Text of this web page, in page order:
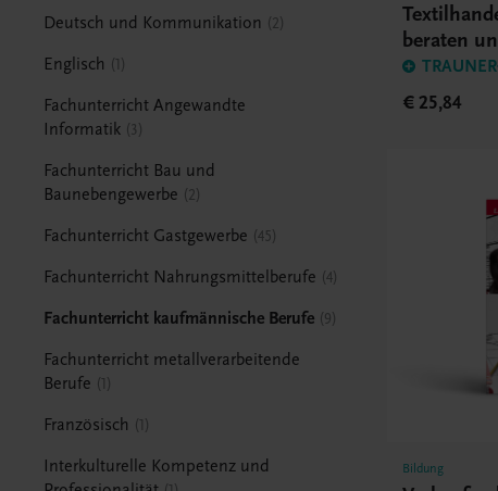
Deutsch und Kommunikation 2
Englisch 1
Fachunterricht Angewandte
Informatik
3
Fachunterricht Bau und
Baunebengewerbe
2
Fachunterricht Gastgewerbe 45
Fachunterricht Nahrungsmittelberufe 4
Fachunterricht kaufmännische Berufe 9
Fachunterricht metallverarbeitende
Berufe
1
Französisch 1
Interkulturelle Kompetenz und
beraten
€ 25,84
Bildung